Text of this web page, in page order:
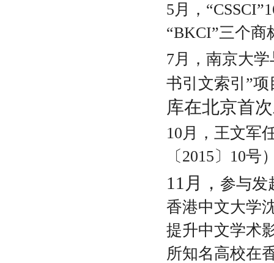
5月，
“BKCI”三个商
7月，南京大
书引文索引”
库在北京首
10月，王文军
〔2015〕10号
11月，参与发
香港中文大学
提升中文学术
所知名高校在